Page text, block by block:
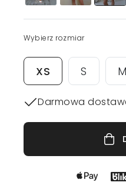
Wybierz rozmiar
XS S M
Darmowa